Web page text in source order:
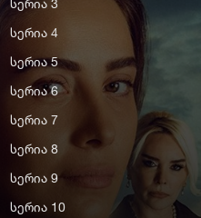
სერია 3
სერია 4
სერია 5
სერია 6
სერია 7
სერია 8
სერია 9
სერია 10